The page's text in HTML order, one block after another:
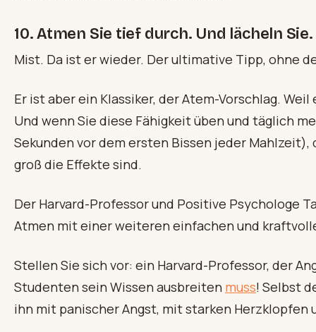
10. Atmen Sie tief durch. Und lächeln Sie.
Mist. Da ist er wieder. Der ultimative Tipp, ohne
Er ist aber ein Klassiker, der Atem-Vorschlag.
Und wenn Sie diese Fähigkeit üben und täglich
Sekunden vor dem ersten Bissen jeder
groß die Effekte sind.
Der Harvard-Professor und Positive Psychologe
Atmen mit einer weiteren einfachen und
Stellen Sie sich vor: ein Harvard-Professor, der
Studenten sein Wissen ausbreiten muss! Selbst
ihn mit panischer Angst, mit starken Herzklopfen